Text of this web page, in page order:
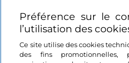
Se connecter
Suivez-nous
Préférence sur le
l’utilisation des
Ce site utilise des cookies
des fins promotionnelles,